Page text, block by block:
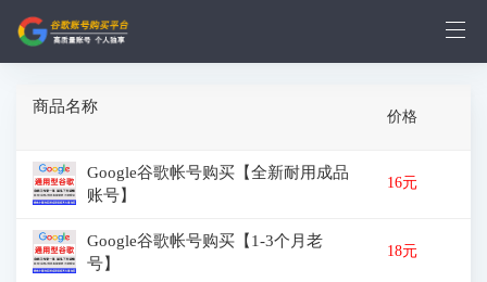
商品名称
价格
Google谷歌帐号购买【全新耐用成品
账号】
16元
Google谷歌帐号购买【1-3个月老
号】
18元